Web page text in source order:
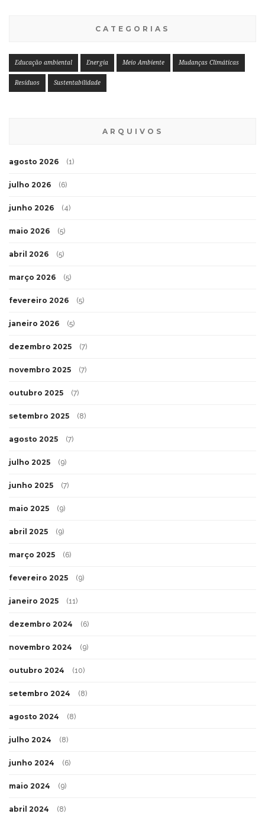
CATEGORIAS
Educação ambiental Energia Meio Ambiente Mudanças Climáticas
Resíduos Sustentabilidade
ARQUIVOS
agosto 2026 (1)
julho 2026 (6)
junho 2026 (4)
maio 2026 (5)
abril 2026 (5)
março 2026 (5)
fevereiro 2026 (5)
janeiro 2026 (5)
dezembro 2025 (7)
novembro 2025 (7)
outubro 2025 (7)
setembro 2025 (8)
agosto 2025 (7)
julho 2025 (9)
junho 2025 (7)
maio 2025 (9)
abril 2025 (9)
março 2025 (6)
fevereiro 2025 (9)
janeiro 2025 (11)
dezembro 2024 (6)
novembro 2024 (9)
outubro 2024 (10)
setembro 2024 (8)
agosto 2024 (8)
julho 2024 (8)
junho 2024 (6)
maio 2024 (9)
abril 2024 (8)